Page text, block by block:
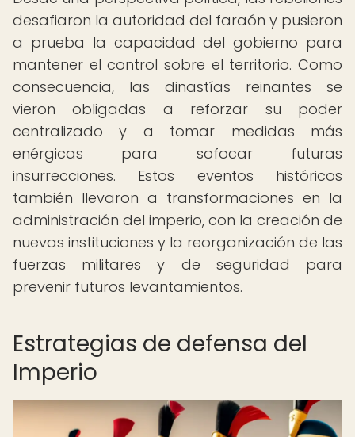
desafiaron la autoridad del faraón y pusieron
a prueba la capacidad del gobierno para
mantener el control sobre el territorio. Como
consecuencia, las dinastías reinantes se
vieron obligadas a reforzar su poder
centralizado y a tomar medidas más
enérgicas para sofocar futuras
insurrecciones. Estos eventos históricos
también llevaron a transformaciones en la
administración del imperio, con la creación de
nuevas instituciones y la reorganización de las
fuerzas militares y de seguridad para
prevenir futuros levantamientos.
Estrategias de defensa del
Imperio